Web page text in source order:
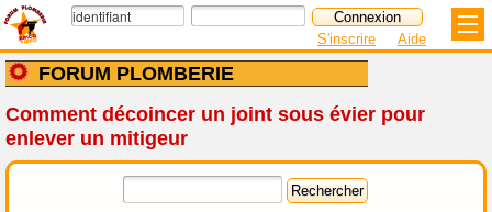
FORUM PLOMBERIE
S'inscrire Aide
Comment décoincer un joint sous évier pour
enlever un mitigeur